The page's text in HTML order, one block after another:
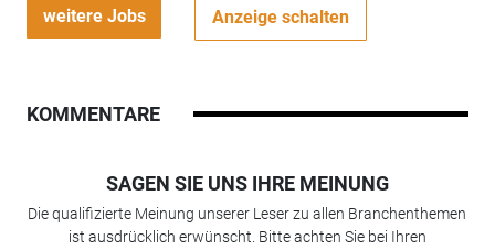
weitere Jobs Anzeige schalten
KOMMENTARE
SAGEN SIE UNS IHRE MEINUNG
Die qualifizierte Meinung unserer Leser zu allen Branchenthemen
ist ausdrücklich erwünscht. Bitte achten Sie bei Ihren